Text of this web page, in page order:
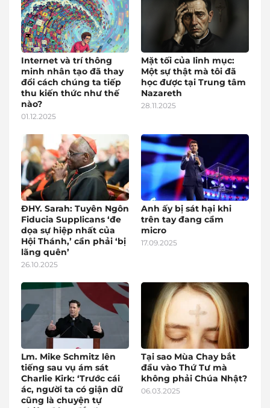
Internet và trí thông
minh nhân tạo đã thay
đổi cách chúng ta tiếp
thu kiến thức như thế
nào?
01.12.2025
Mặt tối của linh mục:
Một sự thật mà tôi đã
học được tại Trung tâm
Nazareth
28.11.2025
ĐHY. Sarah: Tuyên Ngôn
Fiducia Supplicans ‘đe
dọa sự hiệp nhất của
Hội Thánh,’ cần phải ‘bị
lãng quên’
26.10.2025
Anh ấy bị sát hại khi
trên tay đang cầm
micro
17.09.2025
Lm. Mike Schmitz lên
tiếng sau vụ ám sát
Charlie Kirk: ‘Trước cái
ác, người ta có giận dữ
cũng là chuyện tự
Tại sao Mùa Chay bắt
đầu vào Thứ Tư mà
không phải Chúa Nhật?
06.03.2025